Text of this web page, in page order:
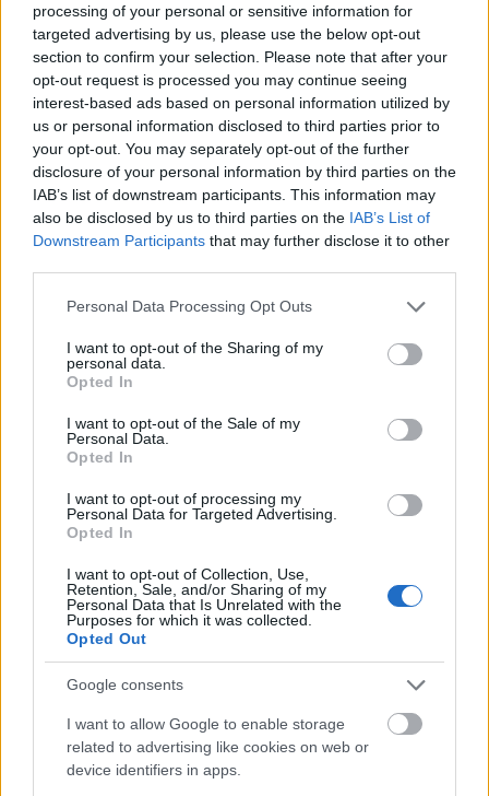
processing of your personal or sensitive information for
targeted advertising by us, please use the below opt-out
section to confirm your selection. Please note that after your
opt-out request is processed you may continue seeing
interest-based ads based on personal information utilized by
us or personal information disclosed to third parties prior to
your opt-out. You may separately opt-out of the further
disclosure of your personal information by third parties on the
IAB’s list of downstream participants. This information may
also be disclosed by us to third parties on the IAB’s List of
Downstream Participants that may further disclose it to other
Please note that this website/app uses one or more Google
not limited to your visit or usage behaviour. You may click to
grant or deny consent to Google and its third-party tags to
use your data for below specified purposes in below Google
consent section.
Personal Data Processing Opt Outs
I want to opt-out of the Sharing of my
personal data.
Opted In
I want to opt-out of the Sale of my
Personal Data.
Opted In
I want to opt-out of processing my
Personal Data for Targeted Advertising.
Opted In
I want to opt-out of Collection, Use,
Retention, Sale, and/or Sharing of my
Personal Data that Is Unrelated with the
Purposes for which it was collected.
Opted Out
Google consents
I want to allow Google to enable storage
related to advertising like cookies on web or
device identifiers in apps.
TikToker διαγνώστηκε με Αλτσχάιμερ: Επέλεξε
υποβοηθούμενη ευθανασία στα 49 και κατέγραψε
Τσουβέλας: «Οι φωτογραφίες αδικούν την Εύα, δεν
έχει φωτογένεια - Λες κι εγώ είμαι ο Μπραντ Πιτ»
(vid)
Δύο ανερχόμενα νησιά που μπήκαν στο ραντάρ του
ελληνικού καλοκαιριού